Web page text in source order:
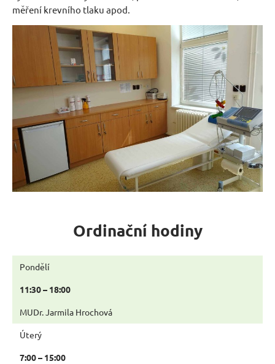
měření krevního tlaku apod.
Ordinační hodiny
Pondělí
11:30 – 18:00
MUDr. Jarmila Hrochová
Úterý
7:00 – 15:00